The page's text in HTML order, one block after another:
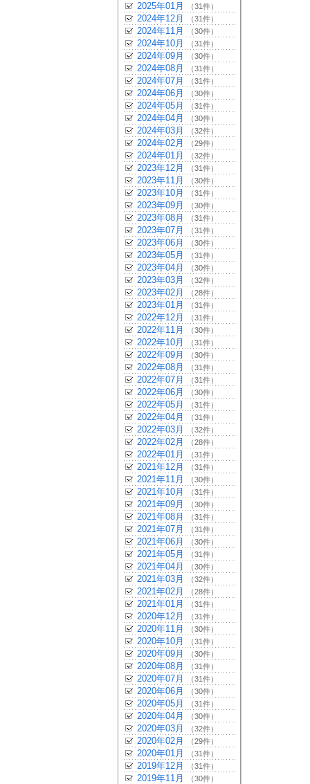
2025年01月 （31件）
2024年12月 （31件）
2024年11月 （30件）
2024年10月 （31件）
2024年09月 （30件）
2024年08月 （31件）
2024年07月 （31件）
2024年06月 （30件）
2024年05月 （31件）
2024年04月 （30件）
2024年03月 （32件）
2024年02月 （29件）
2024年01月 （32件）
2023年12月 （31件）
2023年11月 （30件）
2023年10月 （31件）
2023年09月 （30件）
2023年08月 （31件）
2023年07月 （31件）
2023年06月 （30件）
2023年05月 （31件）
2023年04月 （30件）
2023年03月 （32件）
2023年02月 （28件）
2023年01月 （31件）
2022年12月 （31件）
2022年11月 （30件）
2022年10月 （31件）
2022年09月 （30件）
2022年08月 （31件）
2022年07月 （31件）
2022年06月 （30件）
2022年05月 （31件）
2022年04月 （31件）
2022年03月 （32件）
2022年02月 （28件）
2022年01月 （31件）
2021年12月 （31件）
2021年11月 （30件）
2021年10月 （31件）
2021年09月 （30件）
2021年08月 （31件）
2021年07月 （31件）
2021年06月 （30件）
2021年05月 （31件）
2021年04月 （30件）
2021年03月 （32件）
2021年02月 （28件）
2021年01月 （31件）
2020年12月 （31件）
2020年11月 （30件）
2020年10月 （31件）
2020年09月 （30件）
2020年08月 （31件）
2020年07月 （31件）
2020年06月 （30件）
2020年05月 （31件）
2020年04月 （30件）
2020年03月 （32件）
2020年02月 （29件）
2020年01月 （31件）
2019年12月 （31件）
2019年11月 （30件）